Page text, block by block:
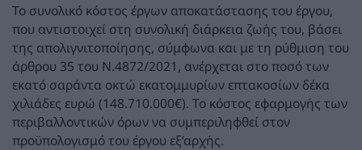
Το συνολικό κόστος έργων αποκατάστασης του έργου,
που αντιστοιχεί στη συνολική διάρκεια ζωής του, βάσει
της απολιγνιτοποίησης, σύμφωνα και με τη ρύθμιση του
άρθρου 35 του Ν.4872/2021, ανέρχεται στο ποσό των
εκατό σαράντα οκτώ εκατομμυρίων επτακοσίων δέκα
χιλιάδες ευρώ (148.710.000€). Το κόστος εφαρμογής των
περιβαλλοντικών όρων να συμπεριληφθεί στον
προϋπολογισμό του έργου εξ’αρχής.